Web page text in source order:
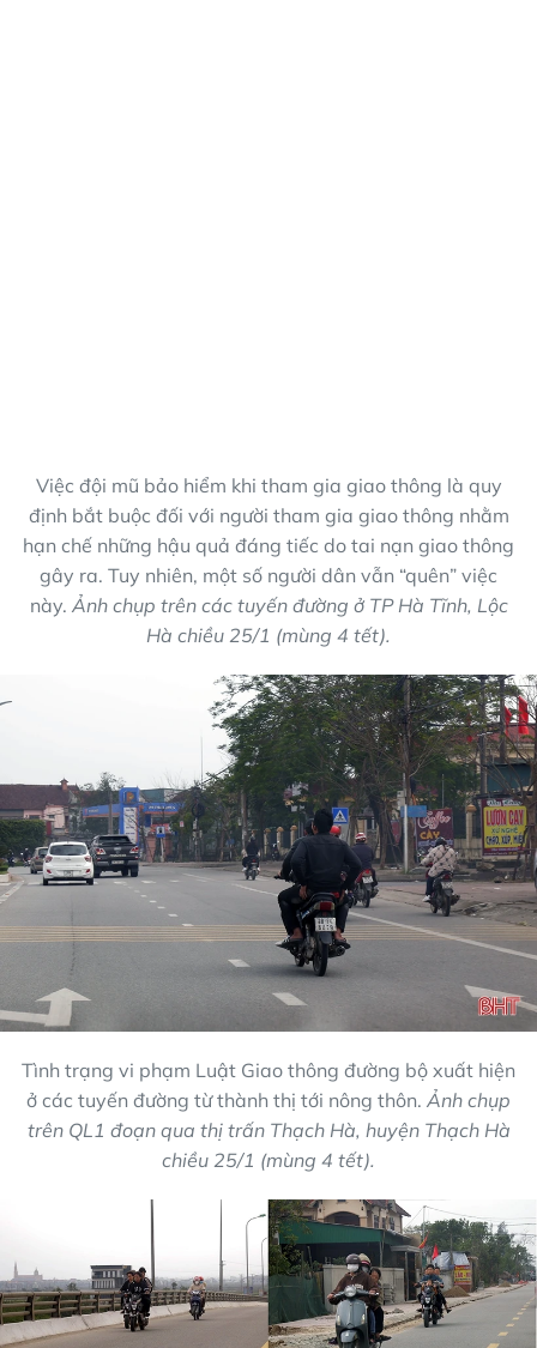
Việc đội mũ bảo hiểm khi tham gia giao thông là quy
định bắt buộc đối với người tham gia giao thông nhằm
hạn chế những hậu quả đáng tiếc do tai nạn giao thông
gây ra. Tuy nhiên, một số người dân vẫn “quên” việc
này. Ảnh chụp trên các tuyến đường ở TP Hà Tĩnh, Lộc
Hà chiều 25/1 (mùng 4 tết).
Tình trạng vi phạm Luật Giao thông đường bộ xuất hiện
ở các tuyến đường từ thành thị tới nông thôn. Ảnh chụp
trên QL1 đoạn qua thị trấn Thạch Hà, huyện Thạch Hà
chiều 25/1 (mùng 4 tết).